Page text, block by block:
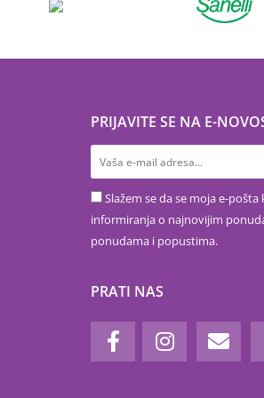
PRIJAVITE SE NA E-
Slažem se da se moja e-
informiranja o najnovijim
ponudama i popustima.
PRATI NAS